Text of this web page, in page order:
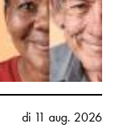
di 11 aug. 2026